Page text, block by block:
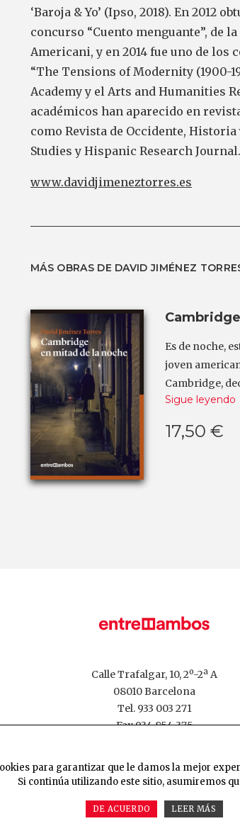
‘Baroja & Yo’ (Ipso, 2018). En 2012
concurso “Cuento menguante”, de
Americani, y en 2014 fue uno de
“The Tensions of Modernity (1900-
Academy y el Arts and Humanities
académicos han aparecido en
como Revista de Occidente,
Studiesy Hispanic Research Journal.
www.davidjimeneztorres.es
MÁS OBRAS DE DAVID JIMÉNEZ
Es de noche,
joven
Cambridge,
Sigue leyendo
17,50 €
Calle Trafalgar, 10, 2º-2ª A
08010 Barcelona
Tel. 933 003 271
Fax 934 854 375
DISEÑO WEB
para garantizar que le damos la mejor
Si continúa utilizando este sitio, asumiremos
DE ACUERDO LEER MÁS